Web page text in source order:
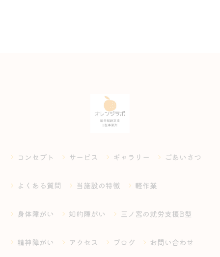
コンセプト サービス ギャラリー ごあいさつ
よくある質問 当施設の特徴 軽作業
身体障がい 知的障がい 三ノ宮の就労支援B型
精神障がい アクセス ブログ お問い合わせ